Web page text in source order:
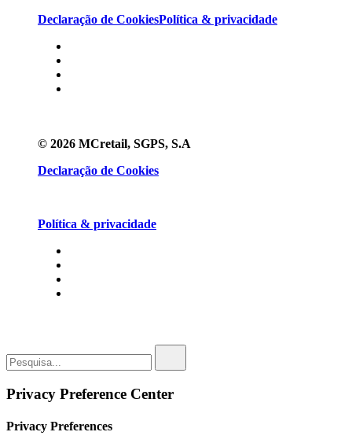
Declaração de CookiesPolítica & privacidade
© 2026 MCretail, SGPS, S.A
Declaração de Cookies
Política & privacidade
Privacy Preference Center
Privacy Preferences